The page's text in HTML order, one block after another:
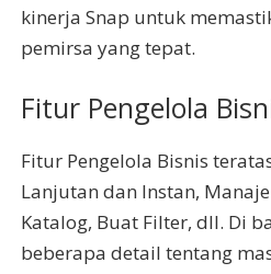
kinerja Snap untuk
pemirsa yang tepat.
Fitur Pengelola
Fitur Pengelola Bisnis
Lanjutan dan Instan,
Katalog, Buat Filter, dll. Di
beberapa detail tentang